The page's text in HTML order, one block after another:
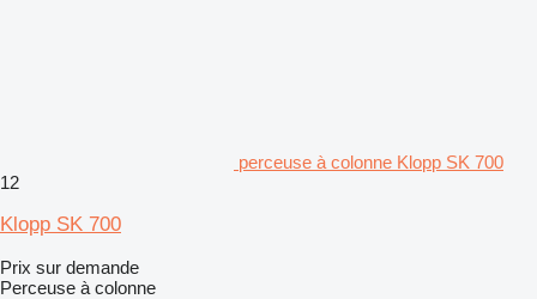
perceuse à colonne Klopp SK 700
12
Klopp SK 700
Prix sur demande
Perceuse à colonne